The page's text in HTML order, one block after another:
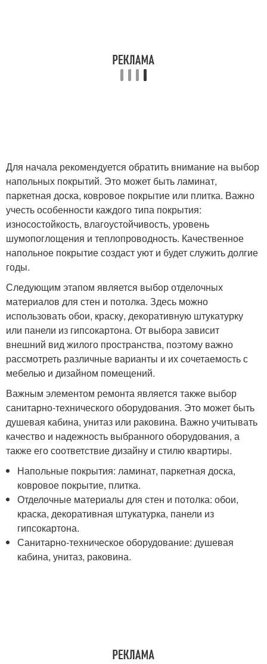
Для начала рекомендуется обратить внимание на выбор
напольных покрытий. Это может быть ламинат,
паркетная доска, ковровое покрытие или плитка. Важно
учесть особенности каждого типа покрытия:
износостойкость, влагоустойчивость, уровень
шумопоглощения и теплопроводность. Качественное
напольное покрытие создаст уют и будет служить долгие
годы.
Следующим этапом является выбор отделочных
материалов для стен и потолка. Здесь можно
использовать обои, краску, декоративную штукатурку
или панели из гипсокартона. От выбора зависит
внешний вид жилого пространства, поэтому важно
рассмотреть различные варианты и их сочетаемость с
мебелью и дизайном помещений.
Важным элементом ремонта является также выбор
санитарно-технического оборудования. Это может быть
душевая кабина, унитаз или раковина. Важно учитывать
качество и надежность выбранного оборудования, а
также его соответствие дизайну и стилю квартиры.
Напольные покрытия: ламинат, паркетная доска,
ковровое покрытие, плитка.
Отделочные материалы для стен и потолка: обои,
краска, декоративная штукатурка, панели из
гипсокартона.
Санитарно-техническое оборудование: душевая
кабина, унитаз, раковина.